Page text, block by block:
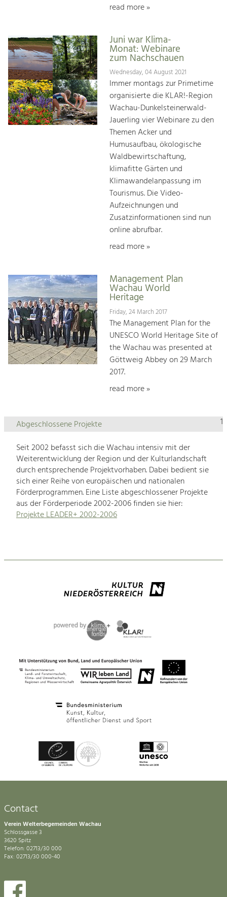
read more »
Juni war Klima-
Monat: Webinare
zum Nachschauen
Wednesday, 04 August 2021
Immer montags zur Primetime
organisierte die KLAR!-Region
Wachau-Dunkelsteinerwald-
Jauerling vier Webinare zu den
Themen Acker und
Humusaufbau, ökologische
Waldbewirtschaftung,
klimafitte Gärten und
Klimawandelanpassung im
Tourismus. Die Video-
Aufzeichnungen und
Zusatzinformationen sind nun
online abrufbar.
read more »
Management Plan
Wachau World
Heritage
Friday, 24 March 2017
The Management Plan for the
UNESCO World Heritage Site of
the Wachau was presented at
Göttweig Abbey on 29 March
2017.
read more »
1
Abgeschlossene Projekte
Seit 2002 befasst sich die Wachau intensiv mit der
Weiterentwicklung der Region und der Kulturlandschaft
durch entsprechende Projektvorhaben. Dabei bedient sie
sich einer Reihe von europäischen und nationalen
Förderprogrammen. Eine Liste abgeschlossener Projekte
aus der Förderperiode 2002-2006 finden sie hier:
Projekte LEADER+ 2002-2006
Contact
Verein Welterbegemeinden Wachau
Schlossgasse 3
3620 Spitz
Telefon: 02713/30 000
Fax: 02713/30 000-40